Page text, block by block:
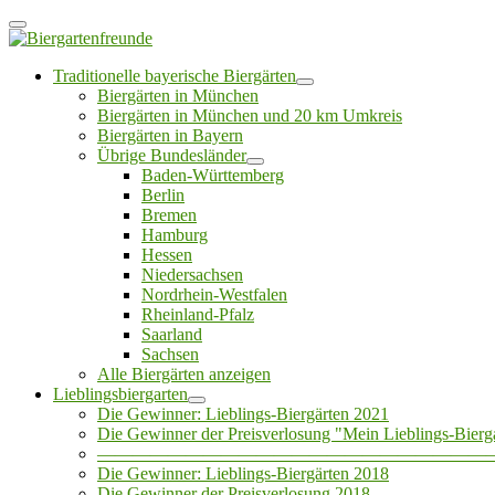
Traditionelle bayerische Biergärten
Biergärten in München
Biergärten in München und 20 km Umkreis
Biergärten in Bayern
Übrige Bundesländer
Baden-Württemberg
Berlin
Bremen
Hamburg
Hessen
Niedersachsen
Nordrhein-Westfalen
Rheinland-Pfalz
Saarland
Sachsen
Alle Biergärten anzeigen
Lieblingsbiergarten
Die Gewinner: Lieblings-Biergärten 2021
Die Gewinner der Preisverlosung "Mein Lieblings-
Die Gewinner: Lieblings-Biergärten 2018